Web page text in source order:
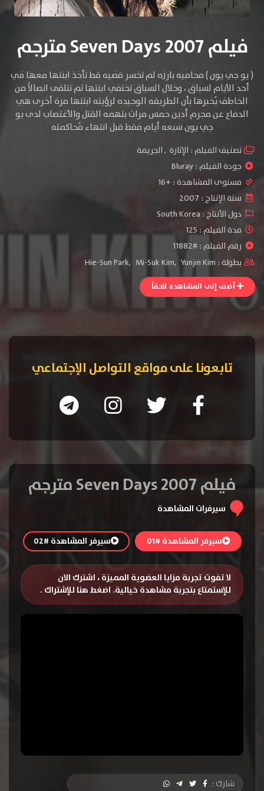
فيلم Seven Days 2007 مترجم
( يو جي يون ) محاميه بارزه لم تخسر قضيه قط تأخذ ابنتها معها في
أحد الأيام لسباق ، وخلال السباق تختفي ابنتها ثم تتلقى اتصالاً من
الخاطف يُخبرها بأن الطريقه الوحيده لرؤيته ابنتها مرة أخرى هي
الدفاع عن مجرم أدين خمس مرات بتهمه القتل والأغتصاب لدى يو
جي يون سبعه أيام فقط قبل انتهاء مُحاكمته
تصنيف الفيلم : الإثارة ,الجريمة
جودة الفيلم :Bluray
مستوى المشاهدة : +16
سنة الإنتاج : 2007
دول الأنتاج : South Korea
مدة الفيلم : 125
رقم الفيلم : #11882
بطولة :
Hie-Sun Park, Mi-Suk Kim, Yunjin Kim
أضف إلى المشاهدة لاحقاً
تابعونا على مواقع التواصل الإجتماعي
فيلم Seven Days 2007 مترجم
سيرفرات المشاهدة
سيرفر المشاهدة #01 سيرفر المشاهدة #02
لا تفوت تجربة مزايا العضوية المميزة ، اشترك الان
للإستمتاع بتجربة مشاهدة خيالية. اضغط هنا للإشتراك .
شارك :